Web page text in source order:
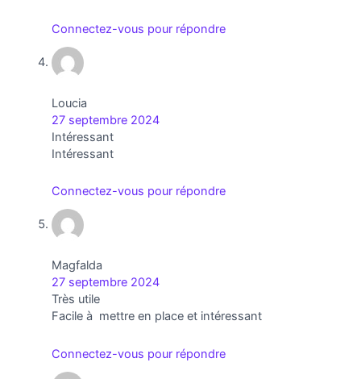
Connectez-vous pour répondre
Loucia
27 septembre 2024
Intéressant
Intéressant
Connectez-vous pour répondre
Magfalda
27 septembre 2024
Très utile
Facile à mettre en place et intéressant
Connectez-vous pour répondre